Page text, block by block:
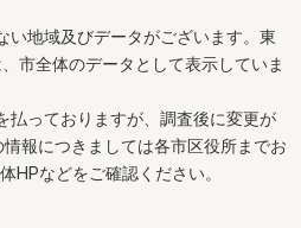
い地域及びデータがございます。東
市全体のデータとして表示していま
払っておりますが、調査後に変更が
報につきましては各市区役所までお
HPなどをご確認ください。